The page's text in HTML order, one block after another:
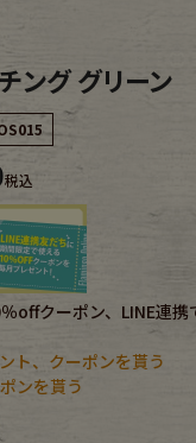
ング グリーン
税込
offクーポン、LINE連
ト、クーポンを貰う
ンを貰う